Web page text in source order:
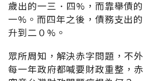
歲出的一三．四%，而靠舉債
一%。而四年之後，債務支出
升到二０%。
眾所周知，解決赤字問題，不
每一年政府都喊要財政重整，